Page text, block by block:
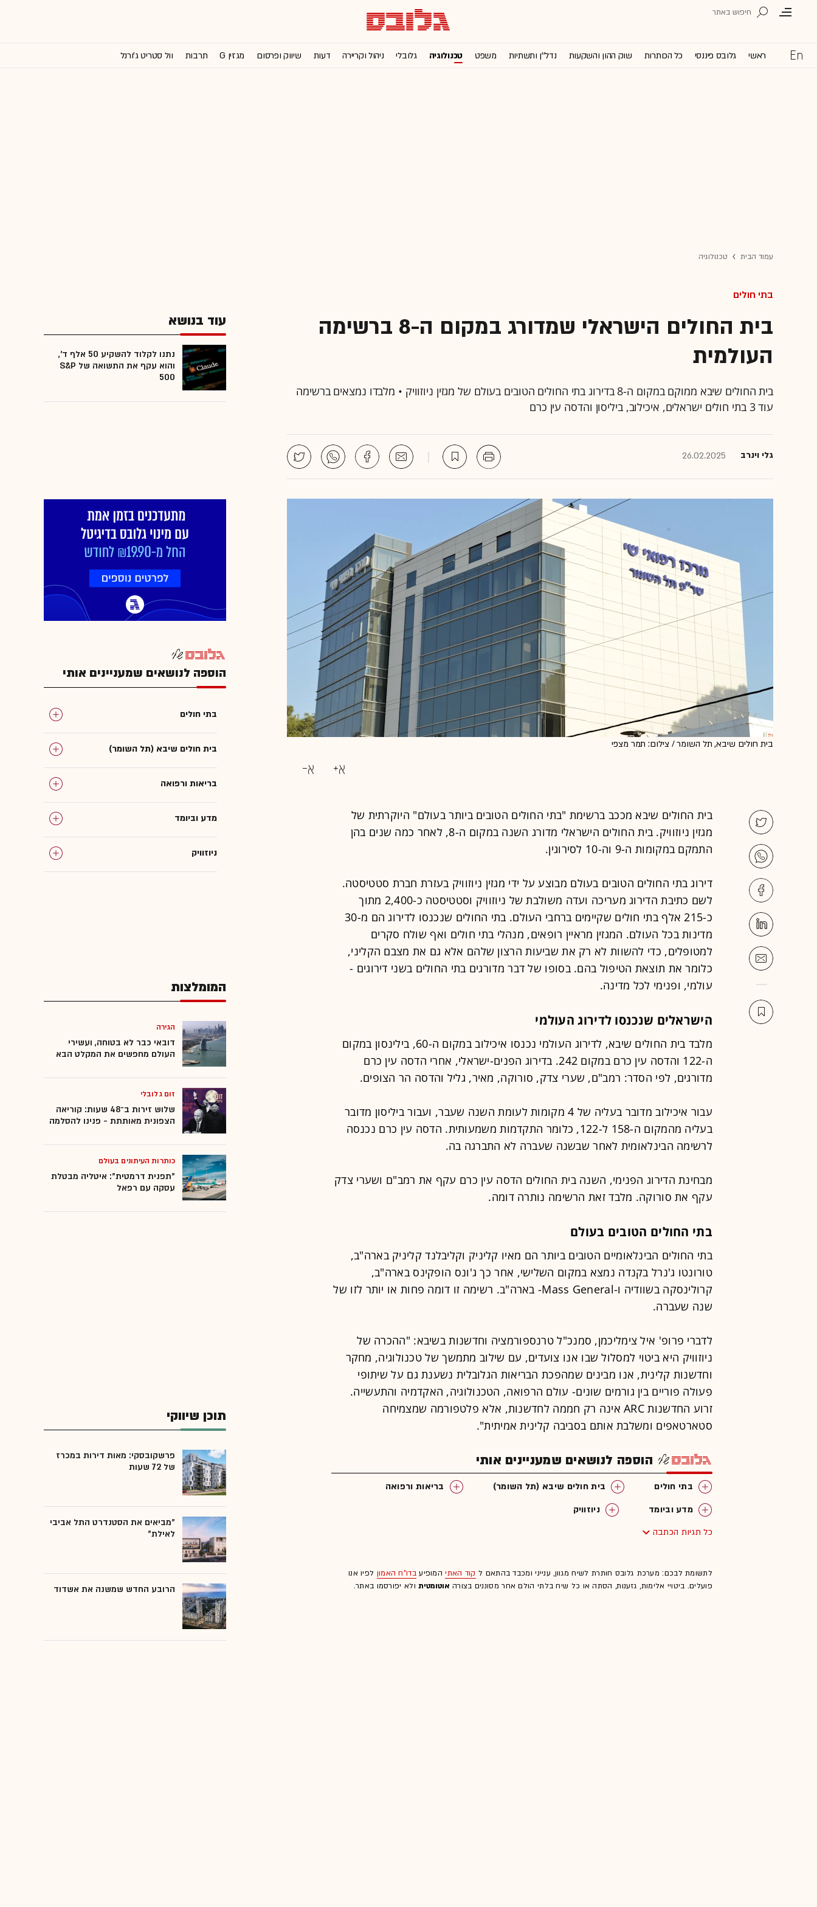
ראשי גלובס פיננסי כל הכותרות שוק ההון והשקעות נדל''ן ותשתיות משפט טכנולוגיה גלובלי ניהול וקריירה דעות שיווק ופרסום מגזין G תרבות וול סטריט ג'ורנל
עמוד הבית טכנולוגיה
בתי חולים
בית החולים הישראלי שמדורג במקום ה-8 ברשימה
העולמית
בית החולים שיבא ממוקם במקום ה-8 בדירוג בתי החולים הטובים בעולם של מגזין ניוזוויק • מלבדו נמצאים ברשימה
עוד 3 בתי חולים ישראלים, איכילוב, ביליסון והדסה עין כרם
גלי וינרב 26.02.2025
בית חולים שיבא, תל השומר / צילום: תמר מצפי
בית החולים שיבא מככב ברשימת "בתי החולים הטובים ביותר בעולם" היוקרתית של
מגזין ניוזוויק. בית החולים הישראלי מדורג השנה במקום ה-8, לאחר כמה שנים בהן
התמקם במקומות ה-9 וה-10 לסירוגין.
דירוג בתי החולים הטובים בעולם מבוצע על ידי מגזין ניוזוויק בעזרת חברת סטטיסטה.
לשם כתיבת הדירוג מעריכה ועדה משולבת של ניוזוויק וסטטיסטה כ-2,400 מתוך
כ-215 אלף בתי חולים שקיימים ברחבי העולם. בתי החולים שנכנסו לדירוג הם מ-30
מדינות בכל העולם. המגזין מראיין רופאים, מנהלי בתי חולים ואף שולח סקרים
למטופלים, כדי להשוות לא רק את שביעות הרצון שלהם אלא גם את מצבם הקליני,
כלומר את תוצאת הטיפול בהם. בסופו של דבר מדורגים בתי החולים בשני דירוגים -
עולמי, ופנימי לכל מדינה.
הישראלים שנכנסו לדירוג העולמי
מלבד בית החולים שיבא, לדירוג העולמי נכנסו איכילוב במקום ה-60, בילינסון במקום
ה-122 והדסה עין כרם במקום 242. בדירוג הפנים-ישראלי, אחרי הדסה עין כרם
מדורגים, לפי הסדר: רמב"ם, שערי צדק, סורוקה, מאיר, גליל והדסה הר הצופים.
עבור איכילוב מדובר בעליה של 4 מקומות לעומת השנה שעבר, ועבור ביליסון מדובר
בעליה מהמקום ה-158 ל-122, כלומר התקדמות משמעותית. הדסה עין כרם נכנסה
לרשימה הבינלאומית לאחר שבשנה שעברה לא התברגה בה.
מבחינת הדירוג הפנימי, השנה בית החולים הדסה עין כרם עקף את רמב"ם ושערי צדק
עקף את סורוקה. מלבד זאת הרשימה נותרה דומה.
בתי החולים הטובים בעולם
בתי החולים הבינלאומיים הטובים ביותר הם מאיו קליניק וקליבלנד קליניק בארה"ב,
טורונטו ג'נרל בקנדה נמצא במקום השלישי, אחר כך ג'ונס הופקינס בארה"ב,
קרולינסקה בשוודיה ו-Mass General- בארה"ב. רשימה זו דומה פחות או יותר לזו של
שנה שעברה.
לדברי פרופ' איל צימליכמן, סמנכ"ל טרנספורמציה וחדשנות בשיבא: "ההכרה של
ניוזוויק היא ביטוי למסלול שבו אנו צועדים, עם שילוב מתמשך של טכנולוגיה, מחקר
וחדשנות קלינית, אנו מבינים שמהפכת הבריאות הגלובלית נשענת גם על שיתופי
פעולה פוריים בין גורמים שונים- עולם הרפואה, הטכנולוגיה, האקדמיה והתעשייה.
זרוע החדשנות ARC אינה רק חממה לחדשנות, אלא פלטפורמה שמצמיחה
סטארטאפים ומשלבת אותם בסביבה קלינית אמיתית".
הוספה לנושאים שמעניינים אותי
בתי חולים בית חולים שיבא (תל השומר)
בריאות ורפואה
מדע וביומד
ניוזוויק
כל תגיות הכתבה
לתשומת לבכם: מערכת גלובס חותרת לשיח מגוון, ענייני ומכבד בהתאם ל קוד האתיהמופיעבדו"ח האמון לפיו אנו
פועלים. ביטויי אלימות, גזענות, הסתה או כל שיח בלתי הולם אחר מסוננים בצורה אוטומטיתולא יפורסמו באתר.
עוד בנושא
נתנו לקלוד להשקיע 50 אלף ד',
והוא עקף את התשואה של S&P
500
הוספה לנושאים שמעניינים אותי
בתי חולים
בית חולים שיבא (תל השומר)
בריאות ורפואה
מדע וביומד
ניוזוויק
המומלצות
הגירה
דובאי כבר לא בטוחה, ועשירי
העולם מחפשים את המקלט הבא
זום גלובלי
שלוש זירות ב־48 שעות: קוריאה
הצפונית מאותתת - פנינו להסלמה
כותרות העיתונים בעולם
"תפנית דרמטית": איטליה מבטלת
עסקה עם רפאל
תוכן שיווקי
פרשקובסקי: מאות דירות במכרז
של 72 שעות
"מביאים את הסטנדרט התל אביבי
לאילת"
הרובע החדש שמשנה את אשדוד